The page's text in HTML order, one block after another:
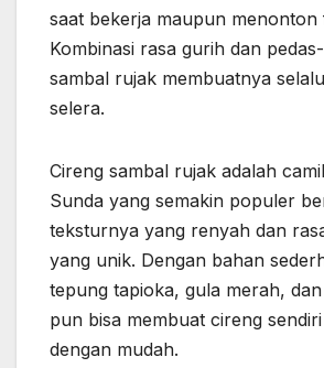
saat bekerja maupun menonton
Kombinasi rasa gurih dan
sambal rujak membuatnya
selera.
Cireng sambal rujak adalah
Sunda yang semakin populer
teksturnya yang renyah dan
yang unik. Dengan bahan
tepung tapioka, gula merah,
pun bisa membuat cireng
dengan mudah.